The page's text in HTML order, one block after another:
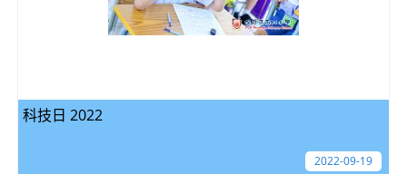
科技日 2022
2022-09-19